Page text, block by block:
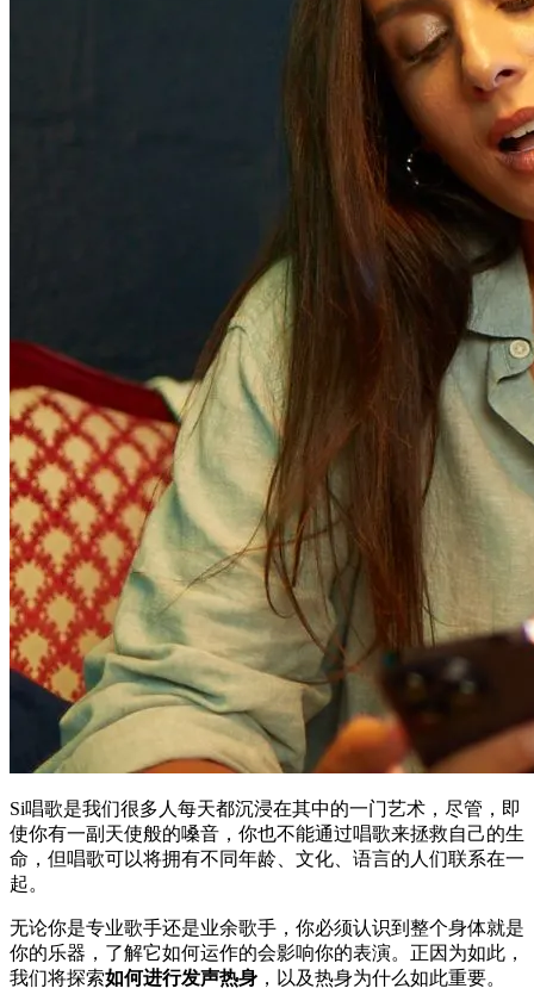
Si唱歌是我们很多人每天都沉浸在其中的一门艺术，尽管，即
使你有一副天使般的嗓音，你也不能通过唱歌来拯救自己的生
命，但唱歌可以将拥有不同年龄、文化、语言的人们联系在一
起。
无论你是专业歌手还是业余歌手，你必须认识到整个身体就是
你的乐器，了解它如何运作的会影响你的表演。正因为如此，
我们将探索如何进行发声热身 ，以及热身为什么如此重要。